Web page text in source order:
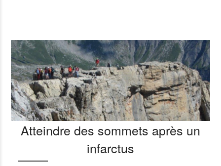
Atteindre des sommets après un
infarctus